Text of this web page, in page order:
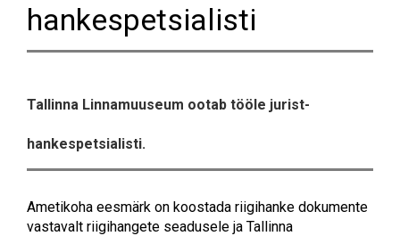
hankespetsialisti
Tallinna Linnamuuseum ootab tööle jurist-
hankespetsialisti.
Ametikoha eesmärk on koostada riigihanke dokumente
vastavalt riigihangete seadusele ja Tallinna